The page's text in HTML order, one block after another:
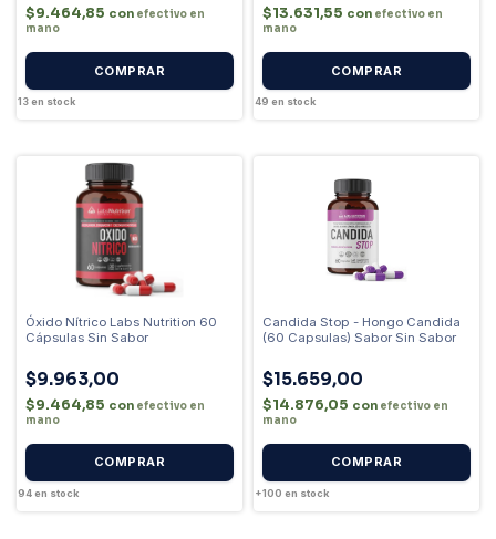
$9.464,85 con efectivo en
mano
13en stock
$13.631,55 con efectivo en
mano
49 en stock
Óxido Nítrico Labs Nutrition 60
Cápsulas Sin Sabor
$9.963,00
$9.464,85 con efectivo en
mano
94en stock
Candida Stop - Hongo Candida
(60 Capsulas) Sabor Sin Sabor
$15.659,00
$14.876,05 con efectivo en
mano
+100 en stock